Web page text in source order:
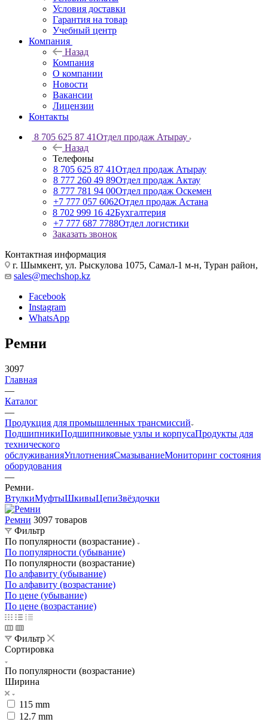
Условия доставки
Гарантия на товар
Учебный центр
Компания
Назад
Компания
О компании
Новости
Вакансии
Лицензии
Контакты
8 705 625 87 41Отдел продаж Атырау
Назад
Телефоны
8 705 625 87 41Отдел продаж Атырау
8 777 260 49 89Отдел продаж Актау
8 777 781 94 00Отдел продаж Оскемен
+7 777 057 6062Отдел продаж Астана
8 702 999 16 42Бухгалтерия
+7 777 687 7788Отдел логистики
Заказать звонок
Контактная информация
г. Шымкент, ул. Рыскулова 1075, ​Самал-1 м-н, Туран район,
sales@mechshop.kz
Facebook
Instagram
WhatsApp
Ремни
3097
Главная
—
Каталог
—
Продукция для промышленных трансмиссий
ПодшипникиПодшипниковые узлы и корпусаПродукты для
технического
обслуживанияУплотненияСмазываниеМониторинг состояния
оборудования
—
Ремни
ВтулкиМуфтыШкивыЦепиЗвёздочки
Ремни 3097 товаров
Фильтр
По популярности (возрастание)
По популярности (убывание)
По популярности (возрастание)
По алфавиту (убывание)
По алфавиту (возрастание)
По цене (убывание)
По цене (возрастание)
Фильтр
Сортировка
По популярности (возрастание)
Ширина
115 mm
12.7 mm